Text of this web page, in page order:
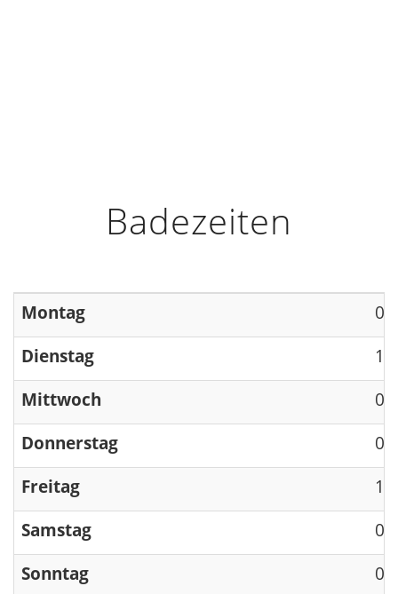
Badezeiten
Montag
Dienstag
Mittwoch
Donnerstag
Freitag
Samstag
Sonntag